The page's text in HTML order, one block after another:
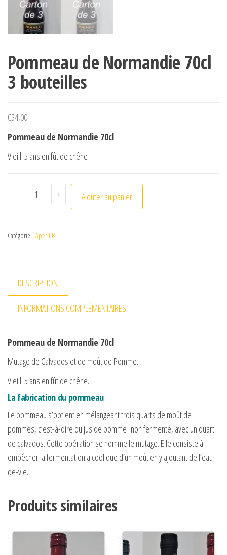
Pommeau de Normandie 70cl
3 bouteilles
€54,00
Pommeau de Normandie 70cl
Vieilli 5 ans en fût de chêne
- quantité de Pommeau de Normandie 70cl 3 bouteilles
+ Ajouter au panier
Catégorie : Apéritifs
DESCRIPTION
INFORMATIONS COMPLÉMENTAIRES
Pommeau de Normandie 70cl
Mutage de Calvados et de moût de Pomme.
Vieilli 5 ans en fût de chêne.
La fabrication du pommeau
Le pommeau s’obtient en mélangeant trois quarts de moût de
pommes, c’est-à-dire du jus de pomme non fermenté, avec un quart
de calvados. Cette opération se nomme le mutage. Elle consiste à
empêcher la fermentation alcoolique d’un moût en y ajoutant de l’eau-
de-vie.
Produits similaires